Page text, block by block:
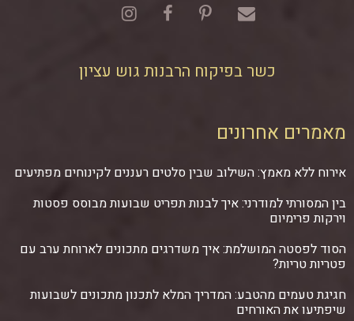
כשר בפיקוח הרבנות גוש עציון
מאמרים אחרונים
אירוח ללא מאמץ: השילוב שבין סלטים רעננים לקינוחים מפתיעים
בין המסורתי למודרני: איך לבנות תפריט שבועות מבוסס פסטות
וירקות פרימיום
הסוד לפסטה המושלמת: איך משדרגים מתכונים לארוחת ערב עם
פטריות טריות?
חגיגת טעמים מהטבע: המדריך המלא לתכנון מתכונים לשבועות
שיפתיעו את האורחים